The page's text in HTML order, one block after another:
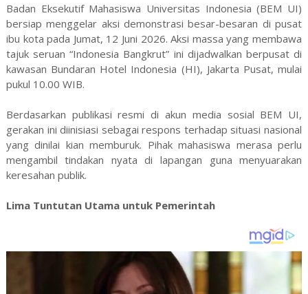
Badan Eksekutif Mahasiswa Universitas Indonesia (BEM UI)
bersiap menggelar aksi demonstrasi besar-besaran di pusat
ibu kota pada Jumat, 12 Juni 2026. Aksi massa yang membawa
tajuk seruan “Indonesia Bangkrut” ini dijadwalkan berpusat di
kawasan Bundaran Hotel Indonesia (HI), Jakarta Pusat, mulai
pukul 10.00 WIB.
Berdasarkan publikasi resmi di akun media sosial BEM UI,
gerakan ini diinisiasi sebagai respons terhadap situasi nasional
yang dinilai kian memburuk. Pihak mahasiswa merasa perlu
mengambil tindakan nyata di lapangan guna menyuarakan
keresahan publik.
Lima Tuntutan Utama untuk Pemerintah